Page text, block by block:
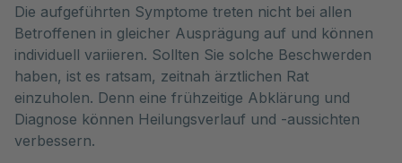
Die aufgeführten Symptome treten nicht bei allen
Betroffenen in gleicher Ausprägung auf und können
individuell variieren. Sollten Sie solche Beschwerden
haben, ist es ratsam, zeitnah ärztlichen Rat
einzuholen. Denn eine frühzeitige Abklärung und
Diagnose können Heilungsverlauf und -aussichten
verbessern.